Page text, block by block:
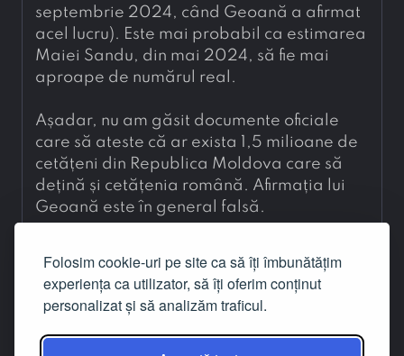
Folosim cookie-uri pe site ca să îți îmbunătățim
experiența ca utilizator, să îți oferim conținut
personalizat și să analizăm traficul.
septembrie 2024, când Geoană a afirmat
acel lucru). Este mai probabil ca estimarea
Maiei Sandu, din mai 2024, să fie mai
aproape de numărul real.
Așadar, nu am găsit documente oficiale
care să ateste că ar exista 1,5 milioane de
cetățeni din Republica Moldova care să
dețină și cetățenia română. Afirmația lui
Geoană este în general falsă.
Codul Markdown este notația care produce
textul formatat al articolului. Este afișat doar
conținutul cîmpurilor care admit notația